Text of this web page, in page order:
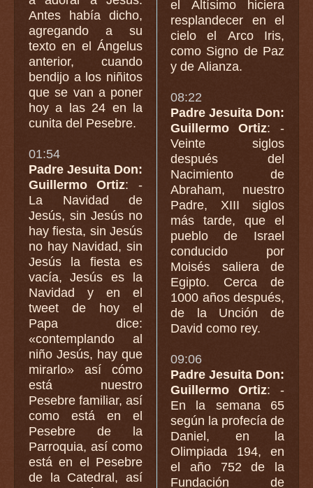
Antes había dicho,
agregando a su
texto en el Ángelus
anterior, cuando
bendijo a los niñitos
que se van a poner
hoy a las 24 en la
cunita del Pesebre.
01:54
Padre Jesuita Don:
Guillermo Ortiz: -
La Navidad de
Jesús, sin Jesús no
hay fiesta, sin Jesús
no hay Navidad, sin
Jesús la fiesta es
vacía, Jesús es la
Navidad y en el
tweet de hoy el
Papa dice:
«contemplando al
niño Jesús, hay que
mirarlo» así cómo
está nuestro
Pesebre familiar, así
como está en el
Pesebre de la
Parroquia, así como
está en el Pesebre
de la Catedral, así
el Altísimo hiciera
resplandecer en el
cielo el Arco Iris,
como Signo de Paz
y de Alianza.
08:22
Padre Jesuita Don:
Guillermo Ortiz: -
Veinte siglos
después del
Nacimiento de
Abraham, nuestro
Padre, XIII siglos
más tarde, que el
pueblo de Israel
conducido por
Moisés saliera de
Egipto. Cerca de
1000 años después,
de la Unción de
David como rey.
09:06
Padre Jesuita Don:
Guillermo Ortiz: -
En la semana 65
según la profecía de
Daniel, en la
Olimpiada 194, en
el año 752 de la
Fundación de